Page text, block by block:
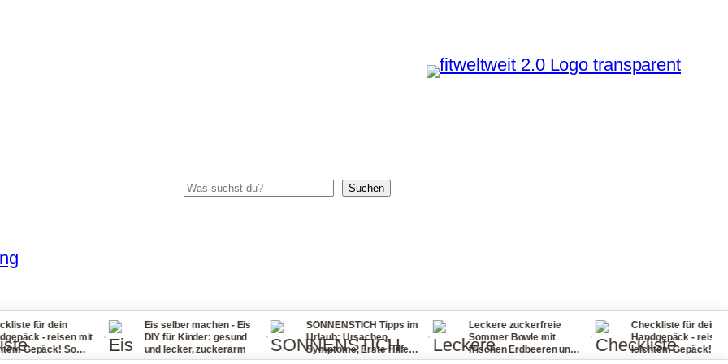
Suchen Suchen
mit
So
zu
·
Eis selber machen - Eis
DIY für Kinder: gesund
und lecker, zuckerarm
·
SONNENSTICH Tipps im
Urlaub: Ursachen,
Symptome, Erste Hilfe
bei Fieber, Sonnenbrand
·
Leckere zuckerfreie
Sommer Bowle mit
frischen Erdbeeren und
Waldmeister ganz
·
Checkliste für dein
Handgepäck - reisen mit
leichtem Gepäck! So
packst du nie wieder zu
·